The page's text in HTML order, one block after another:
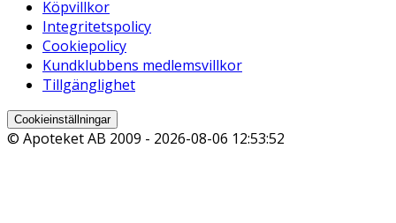
Köpvillkor
Integritetspolicy
Cookiepolicy
Kundklubbens medlemsvillkor
Tillgänglighet
Cookieinställningar
© Apoteket AB 2009 - 2026-08-06 12:53:52